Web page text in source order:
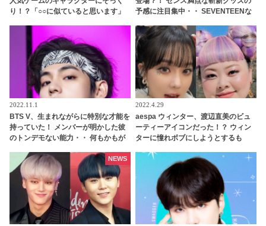
り！？「○○に似ていると思います」
にもそっくりな見た目にファン大爆
笑「客観的な視点で自分を見てるね
ｗｗ」
予感に注目集中・・ SEVENTEENな
笑
2022.11.1
BTS V、生まれながらに特別な才能を
持っていた！ メンバーが明かした彼
のトンデモない能力・・ 何もかもが
2022.4.29
aespa ウィンター、渡辺直美のビュ
ーティーアイコンだった！？ ウィン
ターに憧れボブにしようとするも
ブはウィンターのかわいさだからこ
そ成立していたことを渡辺直美が写
真で証明
NEWS